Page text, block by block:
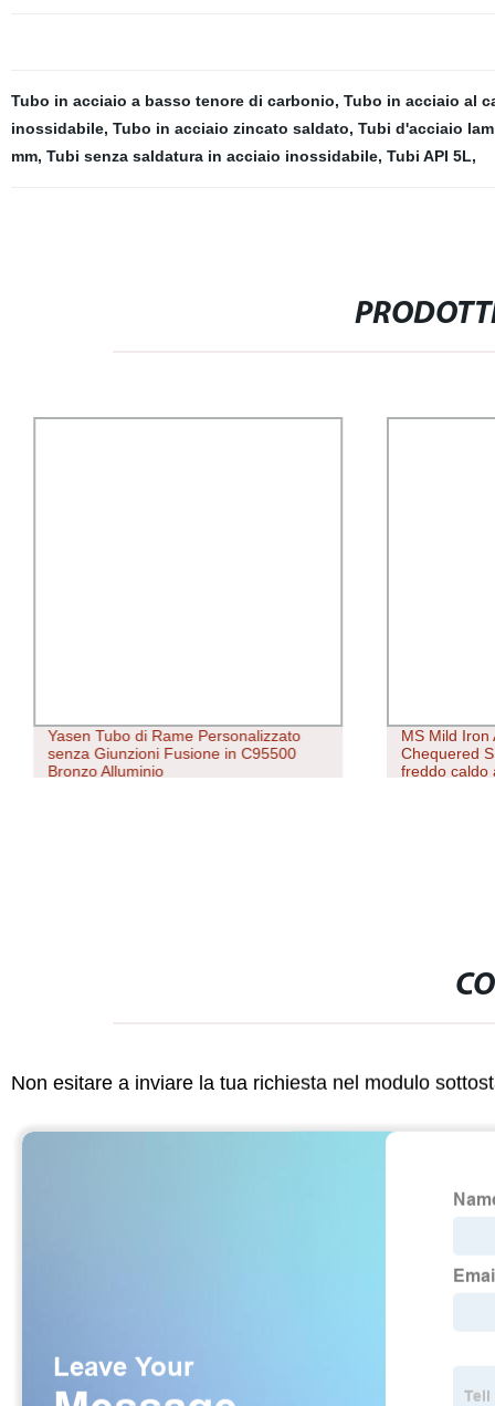
Tubo in acciaio a basso tenore di carbonio, Tubo in acciaio al
inossidabile, Tubo in acciaio zincato saldato, Tubi d'acciaio
mm, Tubi senza saldatura in acciaio inossidabile, Tubi API 5L,
Yasen Tubo di Rame Personalizzato
senza Giunzioni Fusione in C95500
Bronzo Alluminio
MS Mild Iron
Chequered
freddo caldo
Non esitare a inviare la tua richiesta nel modulo